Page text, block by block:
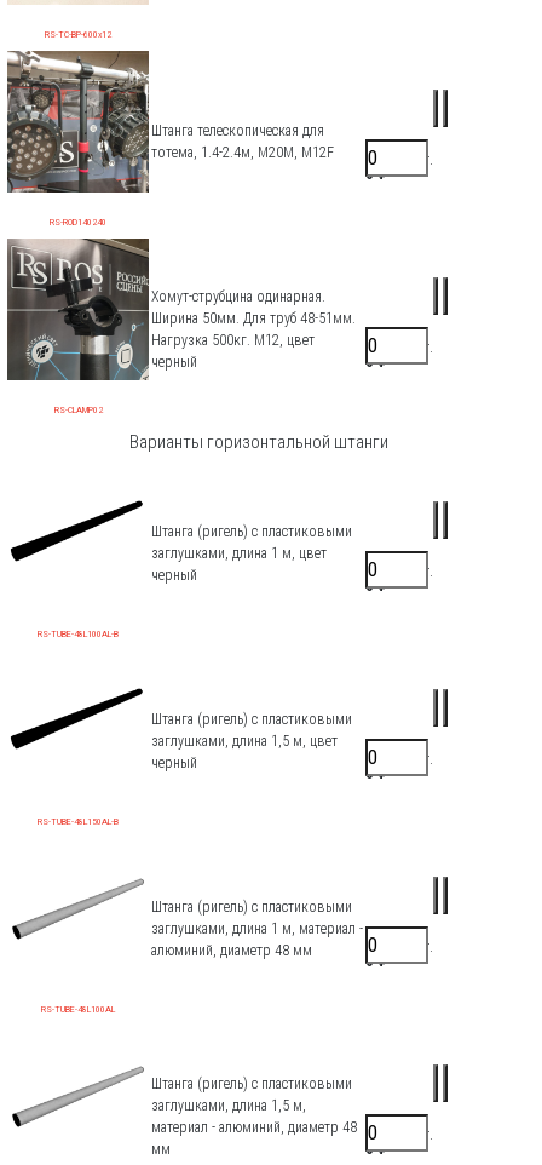
RS-TC-BP-600x12
RS-ROD140240
Штанга телескопическая для
тотема, 1.4-2.4м, M20M, M12F
8800 ₽/шт.
0 ₽
RS-CLAMP02
Хомут-струбцина одинарная.
Ширина 50мм. Для труб 48-51мм.
Нагрузка 500кг. М12, цвет
черный
1500 ₽/шт.
0 ₽
Варианты горизонтальной штанги
RS-TUBE-48L100AL-B
Штанга (ригель) с пластиковыми
заглушками, длина 1 м, цвет
черный
2000 ₽/шт.
0 ₽
RS-TUBE-48L150AL-B
Штанга (ригель) с пластиковыми
заглушками, длина 1,5 м, цвет
черный
2640 ₽/шт.
0 ₽
RS-TUBE-48L100AL
Штанга (ригель) с пластиковыми
заглушками, длина 1 м, материал -
алюминий, диаметр 48 мм
1500 ₽/шт.
0 ₽
Штанга (ригель) с пластиковыми
заглушками, длина 1,5 м,
материал - алюминий, диаметр 48
мм
2100 ₽/шт.
0 ₽